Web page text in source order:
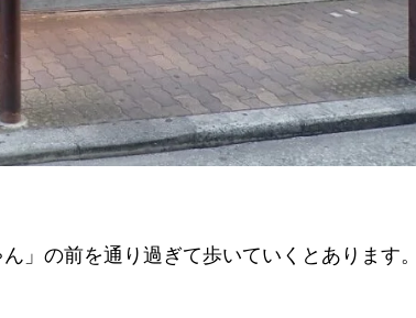
」の前を通り過ぎて歩いていくとあります